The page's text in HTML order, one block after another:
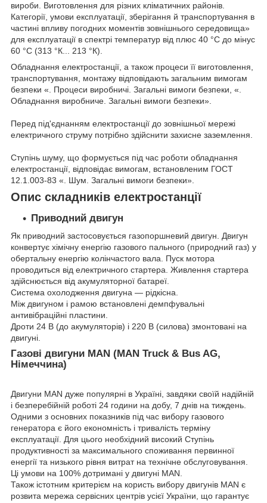
вироби. Виготовлення для різних кліматичних районів.
Категорії, умови експлуатації, зберігання й транспортування в
частині впливу погодних моментів зовнішнього середовища»
для експлуатації в спектрі температур від плюс 40 °C до мінус
60 °C (313 °К... 213 °К).
Обладнання електростанції, а також процеси її виготовлення,
транспортування, монтажу відповідають загальним вимогам
безпеки «. Процеси виробничі. Загальні вимоги безпеки, «.
Обладнання виробниче. Загальні вимоги безпеки».
Перед під'єднанням електростанції до зовнішньої мережі
електричного струму потрібно здійснити захисне заземлення.
Ступінь шуму, що формується під час роботи обладнання
електростанції, відповідає вимогам, встановленим ГОСТ
12.1.003-83 «. Шум. Загальні вимоги безпеки».
Опис складників електростанції
Приводний двигун
Як приводний застосовується газопоршневий двигун. Двигун
конвертує хімічну енергію газового пального (природний газ) у
обертальну енергію колінчастого вала. Пуск мотора
проводиться від електричного стартера. Живлення стартера
здійснюється від акумуляторної батареї.
Система охолодження двигуна — рідкісна.
Між двигуном і рамою встановлені демпфувальні
антивібраційні пластини.
Дроти 24 В (до акумуляторів) і 220 В (силова) змонтовані на
двигуні.
Газові двигуни MAN (MAN Truck & Bus AG,
Німеччина)
Двигуни MAN дуже популярні в Україні, завдяки своїй надійній
і безперебійній роботі 24 години на добу, 7 днів на тиждень.
Одними з основних показників під час вибору газового
генератора є його економність і тривалість терміну
експлуатації. Для цього необхідний високий Ступінь
продуктивності за максимального споживання первинної
енергії та низького рівня витрат на технічне обслуговування.
Ці умови на 100% дотримані у двигуні MAN.
Також істотним критерієм на користь вибору двигунів MAN є
розвита мережа сервісних центрів усієї України, що гарантує